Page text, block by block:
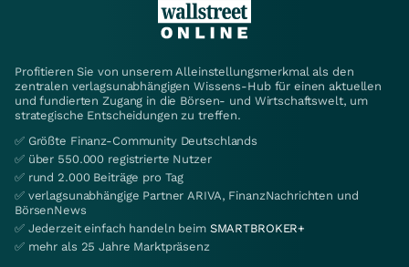
Profitieren Sie von unserem Alleinstellungsmerkmal als den
zentralen verlagsunabhängigen Wissens-Hub für einen aktuellen
und fundierten Zugang in die Börsen- und Wirtschaftswelt, um
strategische Entscheidungen zu treffen.
✅ Größte Finanz-Community Deutschlands
✅ über 550.000 registrierte Nutzer
✅ rund 2.000 Beiträge pro Tag
✅ verlagsunabhängige Partner ARIVA, FinanzNachrichten und
BörsenNews
✅ Jederzeit einfach handeln beim SMARTBROKER+
✅ mehr als 25 Jahre Marktpräsenz